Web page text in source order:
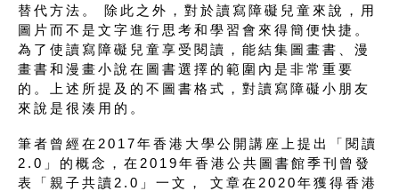
替代方法。 除此之外，對於讀寫障礙兒童來說，用
圖片而不是文字進行思考和學習會來得簡便快捷。
為了使讀寫障礙兒童享受閱讀，能結集圖畫書、漫
畫書和漫畫小說在圖書選擇的範圍內是非常重要
的。上述所提及的不圖書格式，對讀寫障礙小朋友
來說是很湊用的。
筆者曾經在2017年香港大學公開講座上提出「閱讀
2.0」的概念，在2019年香港公共圖書館季刊曾發
表「親子共讀2.0」一文， 文章在2020年獲得香港